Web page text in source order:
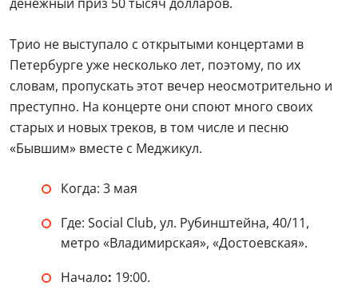
Трио не выступало с открытыми концертами в
Петербурге уже несколько лет, поэтому, по их
словам, пропускать этот вечер неосмотрительно и
преступно. На концерте они споют много своих
старых и новых треков, в том числе и песню
«Бывшим» вместе с Меджикул.
Когда: 3 мая
Где: Social Club, ул. Рубинштейна, 40/11,
метро «Владимирская», «Достоевская».
Начало: 19:00.